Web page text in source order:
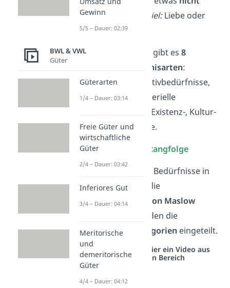
kaufbarem
Beispiel:Liebe oder
Gesundheit.
📝 Zusammengefasst gibt es8
Bedürfnisarten:
Individual- und Kollektivbedürfnisse,
materielle und immaterielle
Bedürfnisse, Grund-, Existenz-, Kultur-
und Luxusbedürfnisse.
Einteilung nach der
Rangfolge
Für die Einteilung der Bedürfnisse in
eine Rangfolge wird die
Bedürfnispyramide von Maslow
verwendet. Dort werden die
Bedürfnisse in
Kategorien eingeteilt.
Studyflix vernetzt: Hier ein Video aus
einem anderen Bereich
Gewinn
5/5 – Dauer: 02:39
BWL & VWL
Güter
Güterarten
1/4 – Dauer: 03:14
Freie Güter und
wirtschaftliche
Güter
2/4 – Dauer: 03:42
Inferiores Gut
3/4 – Dauer: 04:14
Meritorische
und
demeritorische
Güter
4/4 – Dauer: 04:12